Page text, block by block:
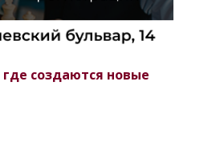
создаются новые